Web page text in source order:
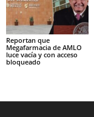
Reportan que
Megafarmacia de AMLO
luce vacía y con acceso
bloqueado